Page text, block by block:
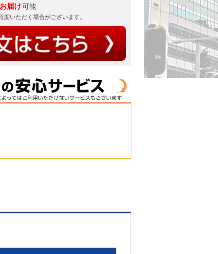
届け可能
いただく場合がございます。